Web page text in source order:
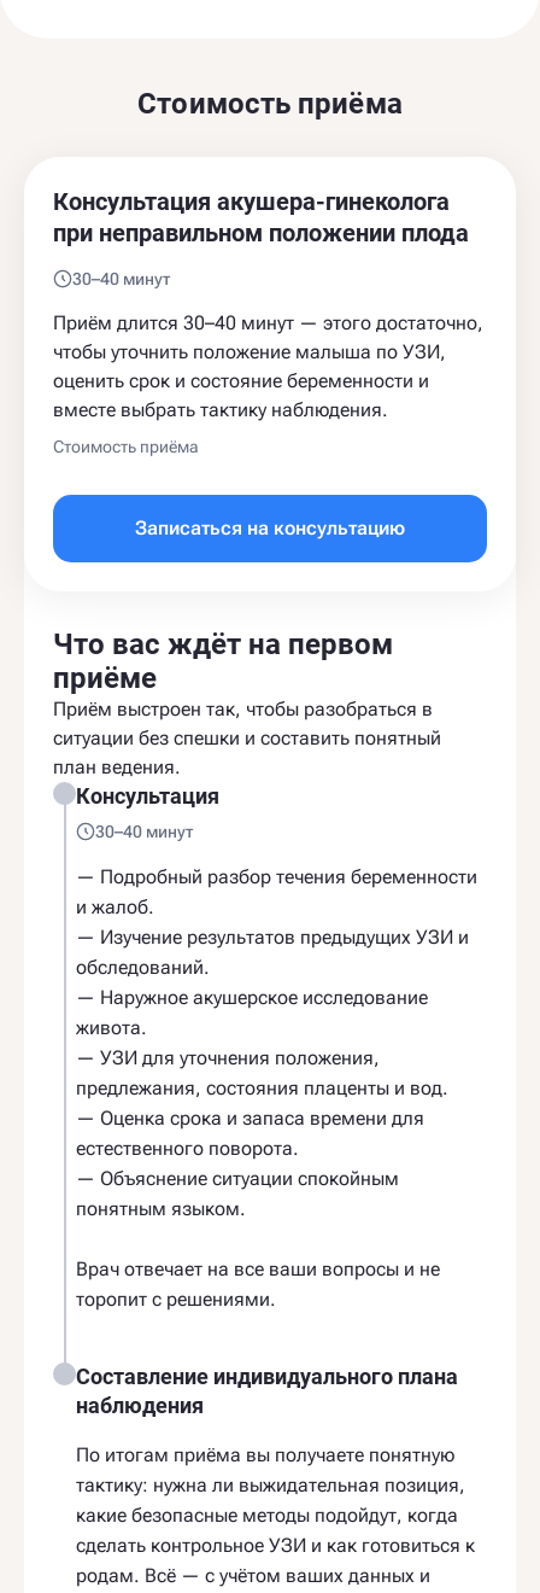
Стоимость приёма
Консультация акушера-гинеколога
при неправильном положении плода
30–40 минут
Приём длится 30–40 минут — этого достаточно,
чтобы уточнить положение малыша по УЗИ,
оценить срок и состояние беременности и
вместе выбрать тактику наблюдения.
Стоимость приёма
Записаться на консультацию
Что вас ждёт на первом
приёме
Приём выстроен так, чтобы разобраться в
ситуации без спешки и составить понятный
план ведения.
Консультация
30–40 минут
— Подробный разбор течения беременности
и жалоб.
— Изучение результатов предыдущих УЗИ и
обследований.
— Наружное акушерское исследование
живота.
— УЗИ для уточнения положения,
предлежания, состояния плаценты и вод.
— Оценка срока и запаса времени для
естественного поворота.
— Объяснение ситуации спокойным
понятным языком.
Врач отвечает на все ваши вопросы и не
торопит с решениями.
Составление индивидуального плана
наблюдения
По итогам приёма вы получаете понятную
тактику: нужна ли выжидательная позиция,
какие безопасные методы подойдут, когда
сделать контрольное УЗИ и как готовиться к
родам. Всё — с учётом ваших данных и